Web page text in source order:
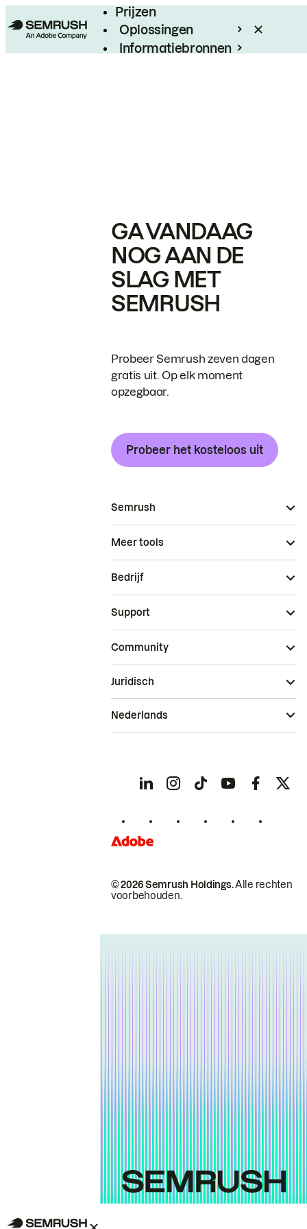
Prijzen
Oplossingen
Informatiebronnen
GA VANDAAG
NOG AAN DE
SLAG MET
SEMRUSH
Probeer Semrush zeven dagen
gratis uit. Op elk moment
opzegbaar.
Probeer het kosteloos uit
Semrush
Meer tools
Bedrijf
Support
Community
© 2026 Semrush Holdings.Alle rechten
voorbehouden.
Juridisch
Nederlands